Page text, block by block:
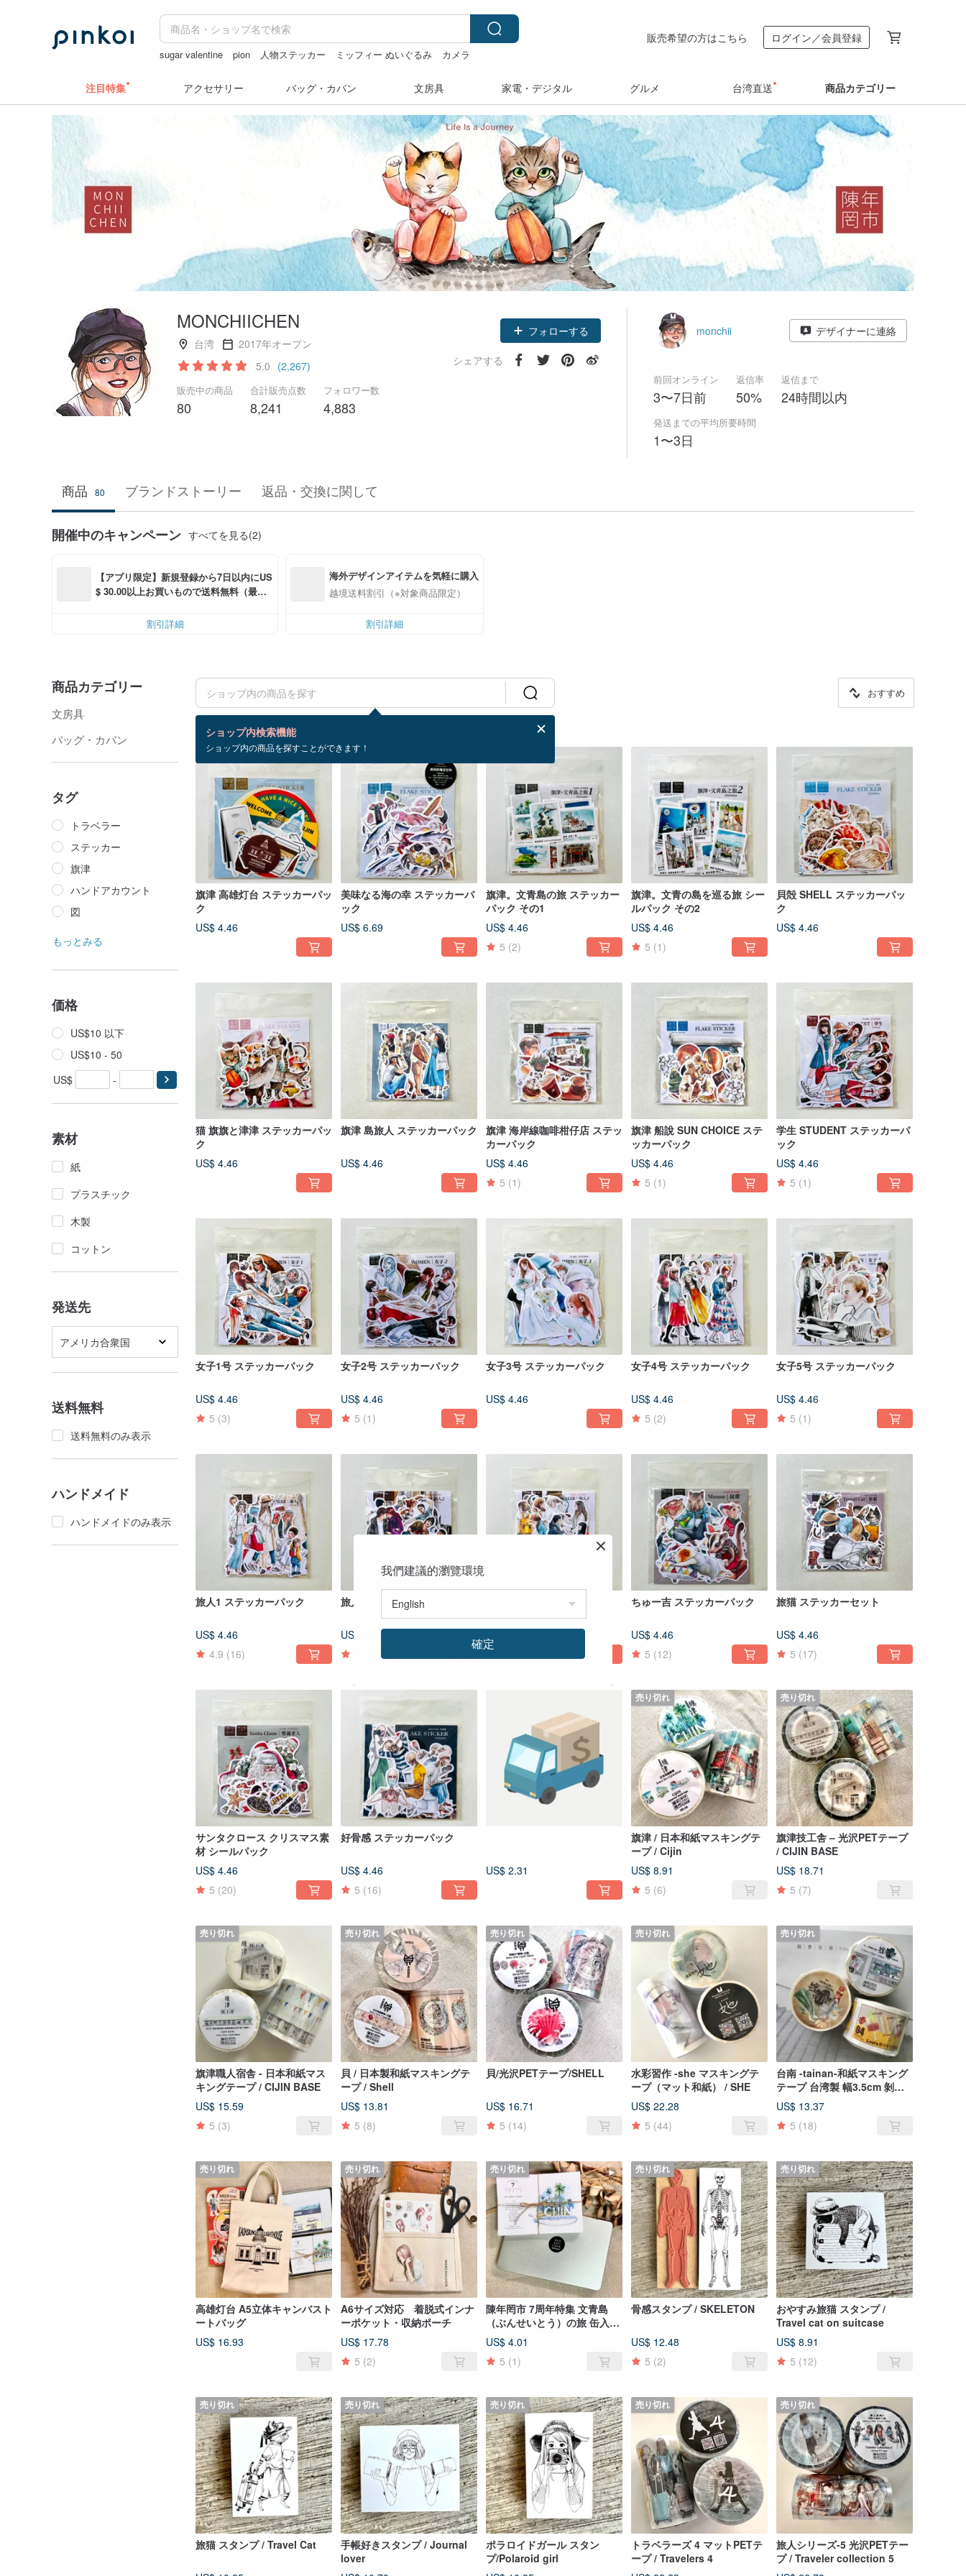
sugar valentine pion 人物ステッカー ミッフィー ぬいぐるみ
カメラ
販売希望の方はこちら ログイン／会員登録
注目特集 アクセサリー バッグ・カバン 文房具 家電・デジタル グルメ 台湾直送 商品カテゴリー
MONCHIICHEN
台湾
2017年オープン
5.0 (2,267)
販売中の商品
80
合計販売点数
8,241
フォロワー数
4,883
フォローする
シェアする
monchii デザイナーに連絡
前回オンライン
3〜7日前
返信率
50%
返信まで
24時間以内
発送までの平均所要時間
1〜3日
商品 80 ブランドストーリー 返品・交換に関して
開催中のキャンペーン すべてを見る(2)
【アプリ限定】新規登録から7日以内にUS
$ 30.00以上お買いもので送料無料（最大U
割引詳細
海外デザインアイテムを気軽に購入
越境送料割引（※対象商品限定）
割引詳細
商品カテゴリー
文房具
バッグ・カバン
タグ
トラベラー
ステッカー
旗津
ハンドアカウント
図
もっとみる
価格
US$10 以下
US$10 - 50
US$
-
素材
紙
プラスチック
木製
コットン
発送先
アメリカ合衆国
送料無料
送料無料のみ表示
ハンドメイド
ハンドメイドのみ表示
ショップ内検索機能
ショップ内の商品を探すことができます！
おすすめ
検索結果：80 件
旗津 高雄灯台 ステッカーパッ
ク
US$ 4.46
美味なる海の幸 ステッカーパ
ック
US$ 6.69
旗津。文青島の旅 ステッカー
パック その1
US$ 4.46
5 (2)
旗津。文青の島を巡る旅 シー
ルパック その2
US$ 4.46
5 (1)
貝殻 SHELL ステッカーパッ
ク
US$ 4.46
猫 旗旗と津津 ステッカーパッ
ク
US$ 4.46
旗津 島旅人 ステッカーパック
US$ 4.46
旗津 海岸線咖啡柑仔店 ステッ
カーパック
US$ 4.46
5 (1)
旗津 船說 SUN CHOICE ステ
ッカーパック
US$ 4.46
5 (1)
学生 STUDENT ステッカーパ
ック
US$ 4.46
5 (1)
女子1号 ステッカーパック
US$ 4.46
5 (3)
女子2号 ステッカーパック
US$ 4.46
5 (1)
女子3号 ステッカーパック
US$ 4.46
女子4号 ステッカーパック
US$ 4.46
5 (2)
女子5号 ステッカーパック
US$ 4.46
5 (1)
旅人1 ステッカーパック
US$ 4.46
4.9 (16)
旅人2 ステッカーパック
US$ 4.46
旅人 3 ステッカーパック
US$ 4.46
ちゅー吉 ステッカーパック
US$ 4.46
5 (12)
旅猫 ステッカーセット
US$ 4.46
5 (17)
サンタクロース クリスマス素
材 シールパック
US$ 4.46
5 (20)
好骨感 ステッカーパック
US$ 4.46
5 (16)
US$ 2.31
売り切れ
旗津 / 日本和紙マスキングテ
ープ / Cijin
US$ 8.91
5 (6)
売り切れ
旗津技工舎 – 光沢PETテープ
/ CIJIN BASE
US$ 18.71
5 (7)
売り切れ
旗津職人宿舎 - 日本和紙マス
キングテープ / CIJIN BASE
US$ 15.59
5 (3)
売り切れ
貝 / 日本製和紙マスキングテ
ープ / Shell
US$ 13.81
5 (8)
売り切れ
貝/光沢PETテープ/SHELL
US$ 16.71
5 (14)
売り切れ
水彩習作 -she マスキングテ
ープ（マット和紙） / SHE
US$ 22.28
5 (44)
売り切れ
台南 -tainan-和紙マスキング
テープ 台湾製 幅3.5cm 剝離
紙付
US$ 13.37
5 (18)
売り切れ
高雄灯台 A5立体キャンバスト
ートバッグ
US$ 16.93
売り切れ
A6サイズ対応 着脱式インナ
ーポケット・収納ポーチ
US$ 17.78
5 (2)
売り切れ
陳年罔市 7周年特集 文青島
（ぶんせいとう）の旅 缶入り
ステッカーセット
US$ 4.01
5 (1)
売り切れ
骨感スタンプ / SKELETON
US$ 12.48
5 (2)
売り切れ
おやすみ旅猫 スタンプ /
Travel cat on suitcase
US$ 8.91
5 (12)
売り切れ
旅猫 スタンプ / Travel Cat
売り切れ
手帳好きスタンプ / Journal
lover
売り切れ
ポラロイドガール スタン
プ/Polaroid girl
売り切れ
トラベラーズ 4 マットPETテ
ープ / Travelers 4
売り切れ
旅人シリーズ-5 光沢PETテー
プ / Traveler collection 5
我們建議的瀏覽環境
確定